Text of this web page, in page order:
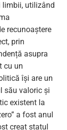
utilizând
recunoaștere
prin
asupra
cu un
îşi are un
său valoric şi
existent la
a fost anul
creat statul